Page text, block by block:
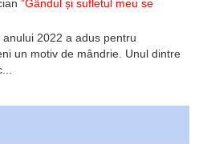
”Gândul și sufletul meu se
anului 2022 a adus pentru
un motiv de mândrie. Unul dintre